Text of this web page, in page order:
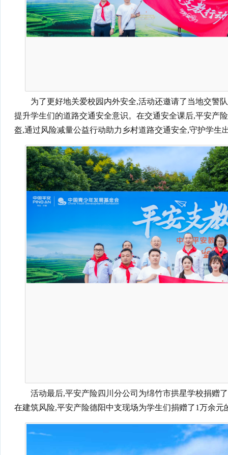
为了更好地关爱校园内外安全,活动还邀请了当地交警
提升学生们的道路交通安全意识。在交通安全课后,平安产
盔,通过风险减量公益行动助力乡村道路交通安全,守护学生
活动最后,平安产险四川分公司为绵竹市拱星学校捐赠
在建筑风险,平安产险德阳中支现场为学生们捐赠了1万余